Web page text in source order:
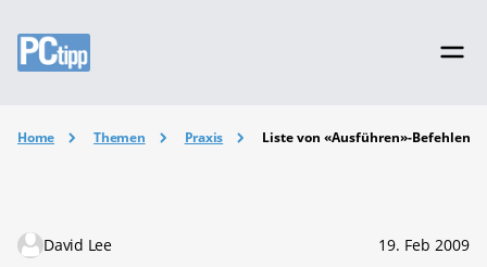
Home Themen Praxis Liste von «Ausführen»-Befehlen
David Lee 19. Feb 2009